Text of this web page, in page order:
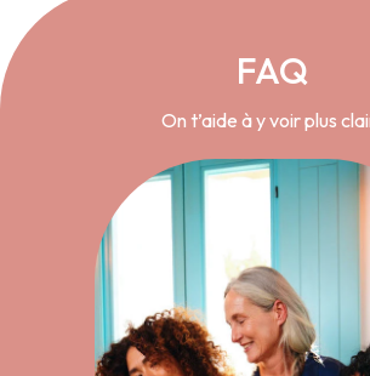
FAQ
On t’aide à y voir plus